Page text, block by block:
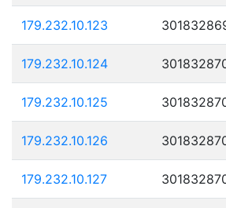
179.232.10.123
179.232.10.124
179.232.10.125
179.232.10.126
179.232.10.127